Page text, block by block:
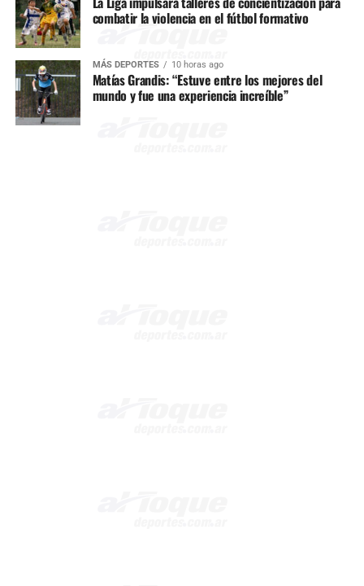
combatir la violencia en el fútbol formativo
MÁS DEPORTES 10 horas ago
Matías Grandis: “Estuve entre los mejores del
mundo y fue una experiencia increíble”